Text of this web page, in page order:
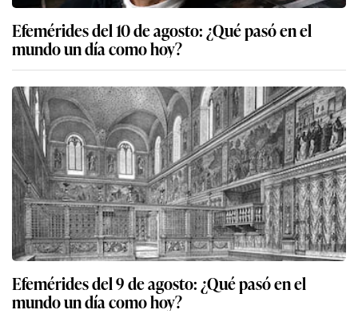
Efemérides del 10 de agosto: ¿Qué pasó en el
mundo un día como hoy?
Efemérides del 9 de agosto: ¿Qué pasó en el
mundo un día como hoy?